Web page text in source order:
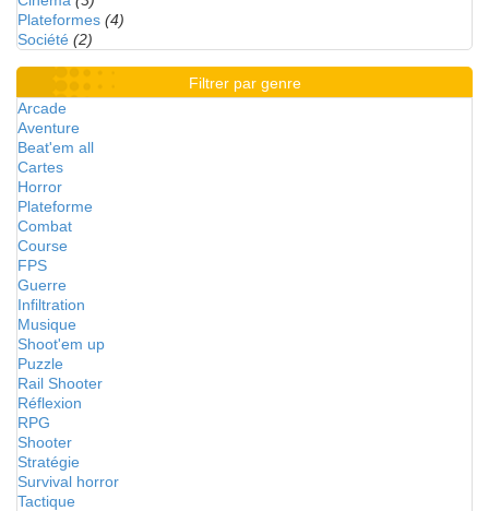
Plateformes (4)
Société (2)
Filtrer par genre
Arcade
Aventure
Beat'em all
Cartes
Horror
Plateforme
Combat
Course
FPS
Guerre
Infiltration
Musique
Shoot'em up
Puzzle
Rail Shooter
Réflexion
RPG
Shooter
Stratégie
Survival horror
Tactique